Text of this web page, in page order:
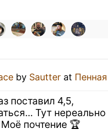
by Sautter at Пенная
поставил 4,5,
Тут нереально
почтение 🏆